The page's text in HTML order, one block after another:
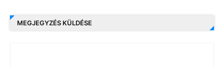
MEGJEGYZÉS KÜLDÉSE